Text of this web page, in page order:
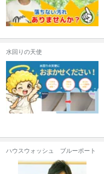
水回りの天使
ハウスウォッシュ ブルーポート